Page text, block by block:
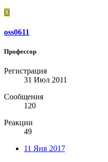
O
oss0611
Профессор
Регистрация
31 Июл 2011
Сообщения
120
Реакции
49
11 Янв 2017